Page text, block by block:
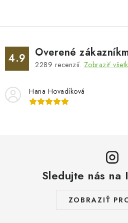
4.9 Overené
2289 recenzií. Zobraziť
Hana Hovadíková
Sledujte nás na
ZOBRAZIŤ